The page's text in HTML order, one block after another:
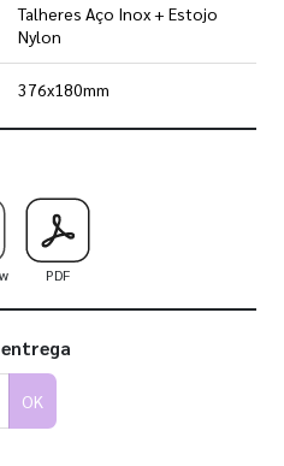
Talheres Aço Inox + Estojo
Nylon
376x180mm
utilizar os nossos gabaritos
PDF
OK